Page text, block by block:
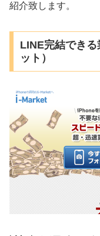
紹介致します。
LINE完結でき
ット）